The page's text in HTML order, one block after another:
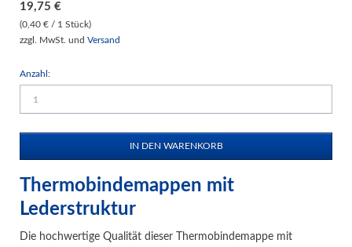
19,75 €
(0,40 € / 1 Stück)
zzgl. MwSt. und Versand
Anzahl:
Thermobindemappen mit
Lederstruktur
Die hochwertige Qualität dieser Thermobindemappe mit